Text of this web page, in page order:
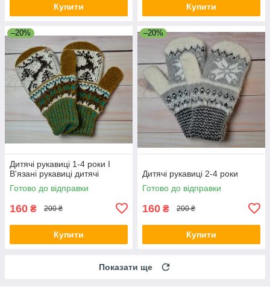
Купити Купити
–20%
Дитячі рукавиці 1-4 роки I
В'язані рукавиці дитячі
Готово до відправки
160 ₴ 200 ₴
Купити
–20%
Дитячі рукавиці 2-4 роки
Готово до відправки
160 ₴ 200 ₴
Купити
Показати ще